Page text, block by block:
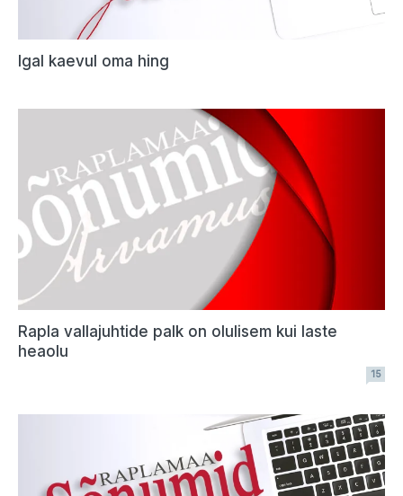
Igal kaevul oma hing
Rapla vallajuhtide palk on olulisem kui laste
heaolu
15